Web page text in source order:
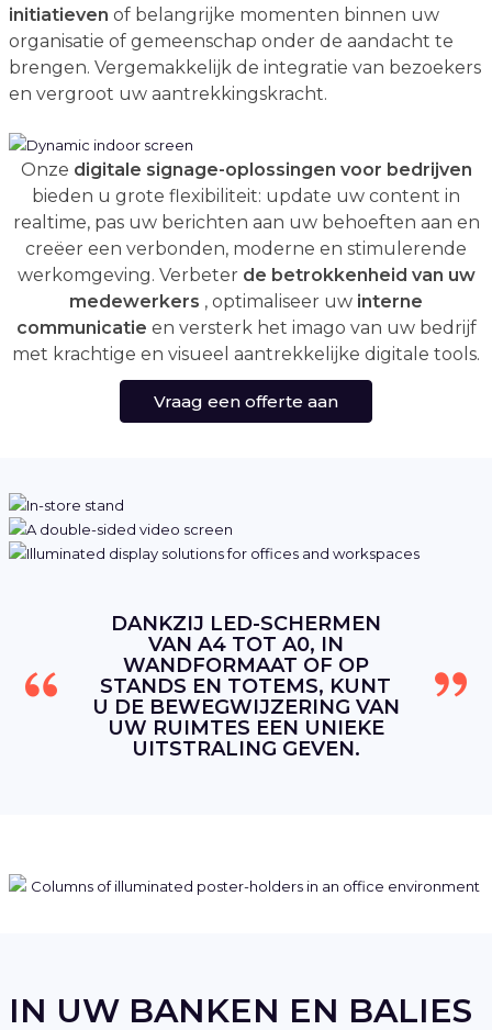
initiatieven of belangrijke momenten binnen uw
organisatie of gemeenschap onder de aandacht te
brengen. Vergemakkelijk de integratie van bezoekers
en vergroot uw aantrekkingskracht.
Onze digitale signage-oplossingen voor bedrijven
bieden u grote flexibiliteit: update uw content in
realtime, pas uw berichten aan uw behoeften aan en
creëer een verbonden, moderne en stimulerende
werkomgeving. Verbeter de betrokkenheid van uw
medewerkers , optimaliseer uw interne
communicatie en versterk het imago van uw bedrijf
met krachtige en visueel aantrekkelijke digitale tools.
Vraag een offerte aan
DANKZIJ LED-SCHERMEN
VAN A4 TOT A0, IN
WANDFORMAAT OF OP
STANDS EN TOTEMS, KUNT
U DE BEWEGWIJZERING VAN
UW RUIMTES EEN UNIEKE
UITSTRALING GEVEN.
IN UW BANKEN EN BALIES